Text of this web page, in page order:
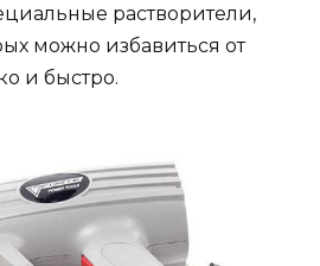
растворители,
можно избавиться от
и быстро.